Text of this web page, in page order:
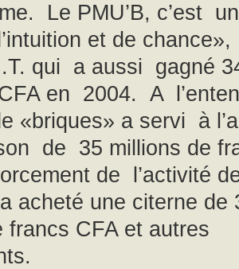
Le PMU’B, c’est
et de
qui a aussi gagné
en 2004. A
«briques» a servi à
de 35 millions de
de l’activité
acheté une citerne de
francs CFA et autres